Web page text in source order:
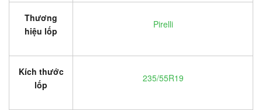
Thương
hiệu lốp
Pirelli
Kích thước
lốp
235/55R19